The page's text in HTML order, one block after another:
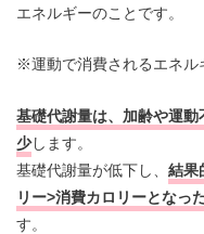
エネルギーのことです。
※運動で消費されるエネル
基礎代謝量は、加齢や運
少します。
基礎代謝量が低下し、 結果
リー>消費カロリーとなっ
す。